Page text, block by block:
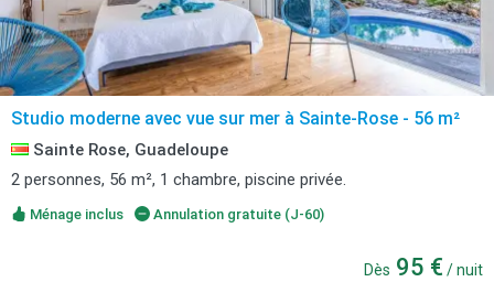
Studio moderne avec vue sur mer à Sainte-Rose - 56 m²
Sainte Rose, Guadeloupe
2 personnes, 56 m², 1 chambre, piscine privée.
Ménage inclus Annulation gratuite (J-60)
Dès 95 € / nuit